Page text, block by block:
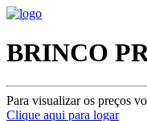
BRINCO
Para visualizar os preços
Clique aqui para logar